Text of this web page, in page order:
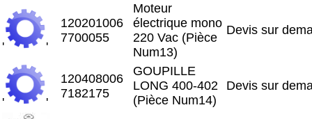
' '
120201006
7700055
Moteur
électrique mono
220 Vac (Pièce
Num13)
Devis sur
' '
120408006
7182175
GOUPILLE
LONG 400-402
(Pièce Num14)
Devis sur